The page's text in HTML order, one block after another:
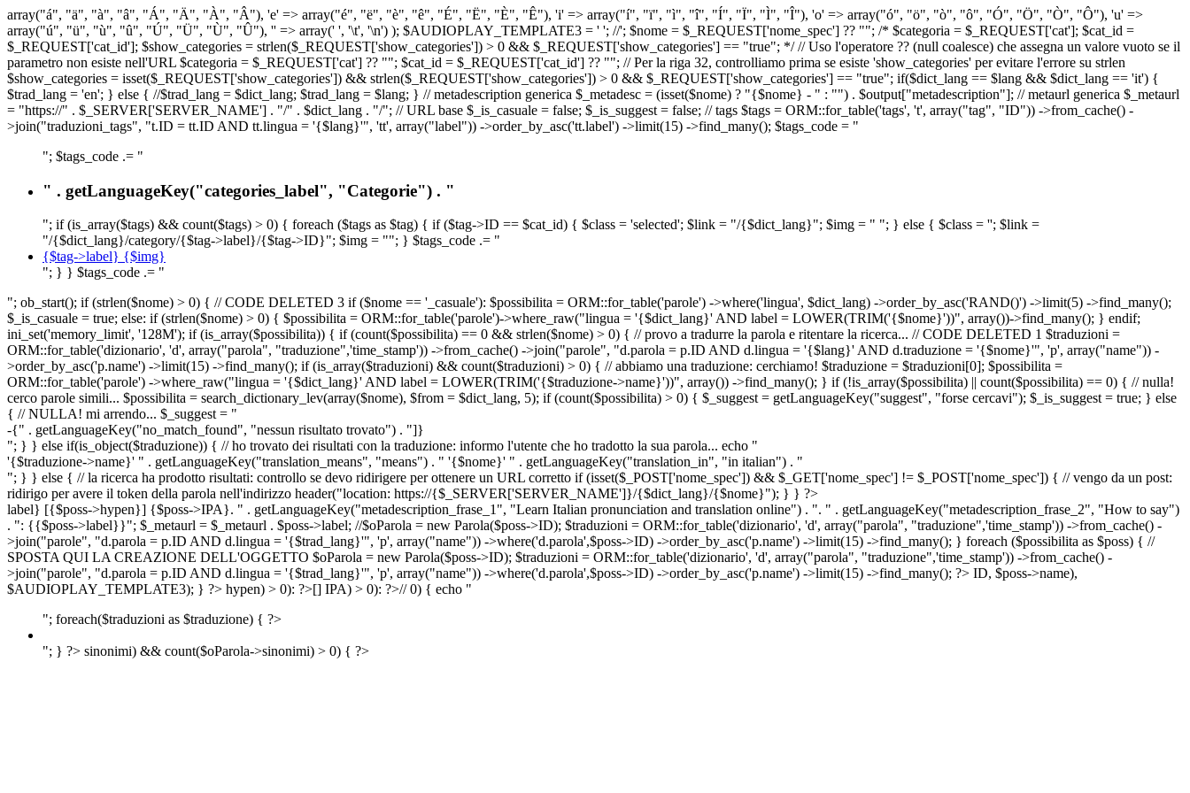
array("á", "ä", "à", "â", "Á", "Ä", "À", "Â"), 'e' => array("é", "ë", "è", "ê", "É", "Ë", "È", "Ê"), 'i' => array("í", "ï", "ì", "î", "Í", "Ï", "Ì", "Î"), 'o' => array("ó", "ö", "ò", "ô", "Ó", "Ö", "Ò", "Ô"), 'u' =>
array("ú", "ü", "ù", "û", "Ú", "Ü", "Ù", "Û"), '' => array(' ', '\t', '\n') ); $AUDIOPLAY_TEMPLATE3 = ' '; //'; $nome = $_REQUEST['nome_spec'] ?? ""; /* $categoria = $_REQUEST['cat']; $cat_id =
$_REQUEST['cat_id']; $show_categories = strlen($_REQUEST['show_categories']) > 0 && $_REQUEST['show_categories'] == "true"; */ // Uso l'operatore ?? (null coalesce) che assegna un valore vuoto se il
parametro non esiste nell'URL $categoria = $_REQUEST['cat'] ?? ""; $cat_id = $_REQUEST['cat_id'] ?? ""; // Per la riga 32, controlliamo prima se esiste 'show_categories' per evitare l'errore su strlen
$show_categories = isset($_REQUEST['show_categories']) && strlen($_REQUEST['show_categories']) > 0 && $_REQUEST['show_categories'] == "true"; if($dict_lang == $lang && $dict_lang == 'it') {
$trad_lang = 'en'; } else { //$trad_lang = $dict_lang; $trad_lang = $lang; } // metadescription generica $_metadesc = (isset($nome) ? "{$nome} - " : "") . $output["metadescription"]; // metaurl generica $_metaurl
= "https://" . $_SERVER['SERVER_NAME'] . "/" . $dict_lang . "/"; // URL base $_is_casuale = false; $_is_suggest = false; // tags $tags = ORM::for_table('tags', 't', array("tag", "ID")) ->from_cache() -
>join("traduzioni_tags", "t.ID = tt.ID AND tt.lingua = '{$lang}'", 'tt', array("label")) ->order_by_asc('tt.label') ->limit(15) ->find_many(); $tags_code = "
"; $tags_code .= "
" . getLanguageKey("categories_label", "Categorie") . "
"; if (is_array($tags) && count($tags) > 0) { foreach ($tags as $tag) { if ($tag->ID == $cat_id) { $class = 'selected'; $link = "/{$dict_lang}"; $img = " "; } else { $class = ''; $link =
"/{$dict_lang}/category/{$tag->label}/{$tag->ID}"; $img = ""; } $tags_code .= "
{$tag->label} {$img}
"; } } $tags_code .= "
"; ob_start(); if (strlen($nome) > 0) { // CODE DELETED 3 if ($nome == '_casuale'): $possibilita = ORM::for_table('parole') ->where('lingua', $dict_lang) ->order_by_asc('RAND()') ->limit(5) ->find_many();
$_is_casuale = true; else: if (strlen($nome) > 0) { $possibilita = ORM::for_table('parole')->where_raw("lingua = '{$dict_lang}' AND label = LOWER(TRIM('{$nome}'))", array())->find_many(); } endif;
ini_set('memory_limit', '128M'); if (is_array($possibilita)) { if (count($possibilita) == 0 && strlen($nome) > 0) { // provo a tradurre la parola e ritentare la ricerca... // CODE DELETED 1 $traduzioni =
ORM::for_table('dizionario', 'd', array("parola", "traduzione",'time_stamp')) ->from_cache() ->join("parole", "d.parola = p.ID AND d.lingua = '{$lang}' AND d.traduzione = '{$nome}'", 'p', array("name")) -
>order_by_asc('p.name') ->limit(15) ->find_many(); if (is_array($traduzioni) && count($traduzioni) > 0) { // abbiamo una traduzione: cerchiamo! $traduzione = $traduzioni[0]; $possibilita =
ORM::for_table('parole') ->where_raw("lingua = '{$dict_lang}' AND label = LOWER(TRIM('{$traduzione->name}'))", array()) ->find_many(); } if (!is_array($possibilita) || count($possibilita) == 0) { // nulla!
cerco parole simili... $possibilita = search_dictionary_lev(array($nome), $from = $dict_lang, 5); if (count($possibilita) > 0) { $_suggest = getLanguageKey("suggest", "forse cercavi"); $_is_suggest = true; } else
{ // NULLA! mi arrendo... $_suggest = "
-{" . getLanguageKey("no_match_found", "nessun risultato trovato") . "]}
"; } } else if(is_object($traduzione)) { // ho trovato dei risultati con la traduzione: informo l'utente che ho tradotto la sua parola... echo "
'{$traduzione->name}' " . getLanguageKey("translation_means", "means") . " '{$nome}' " . getLanguageKey("translation_in", "in italian") . "
"; } } else { // la ricerca ha prodotto risultati: controllo se devo ridirigere per ottenere un URL corretto if (isset($_POST['nome_spec']) && $_GET['nome_spec'] != $_POST['nome_spec']) { // vengo da un post:
ridirigo per avere il token della parola nell'indirizzo header("location: https://{$_SERVER['SERVER_NAME']}/{$dict_lang}/{$nome}"); } } ?>
label} [{$poss->hypen}] {$poss->IPA}. " . getLanguageKey("metadescription_frase_1", "Learn Italian pronunciation and translation online") . ". " . getLanguageKey("metadescription_frase_2", "How to say")
. ": {{$poss->label}}"; $_metaurl = $_metaurl . $poss->label; //$oParola = new Parola($poss->ID); $traduzioni = ORM::for_table('dizionario', 'd', array("parola", "traduzione",'time_stamp')) ->from_cache() -
>join("parole", "d.parola = p.ID AND d.lingua = '{$trad_lang}'", 'p', array("name")) ->where('d.parola',$poss->ID) ->order_by_asc('p.name') ->limit(15) ->find_many(); } foreach ($possibilita as $poss) { //
SPOSTA QUI LA CREAZIONE DELL'OGGETTO $oParola = new Parola($poss->ID); $traduzioni = ORM::for_table('dizionario', 'd', array("parola", "traduzione",'time_stamp')) ->from_cache() -
>join("parole", "d.parola = p.ID AND d.lingua = '{$trad_lang}'", 'p', array("name")) ->where('d.parola',$poss->ID) ->order_by_asc('p.name') ->limit(15) ->find_many(); ?> ID, $poss->name),
$AUDIOPLAY_TEMPLATE3); } ?> hypen) > 0): ?>[] IPA) > 0): ?>// 0) { echo "
"; foreach($traduzioni as $traduzione) { ?>
"; } ?> sinonimi) && count($oParola->sinonimi) > 0) { ?>